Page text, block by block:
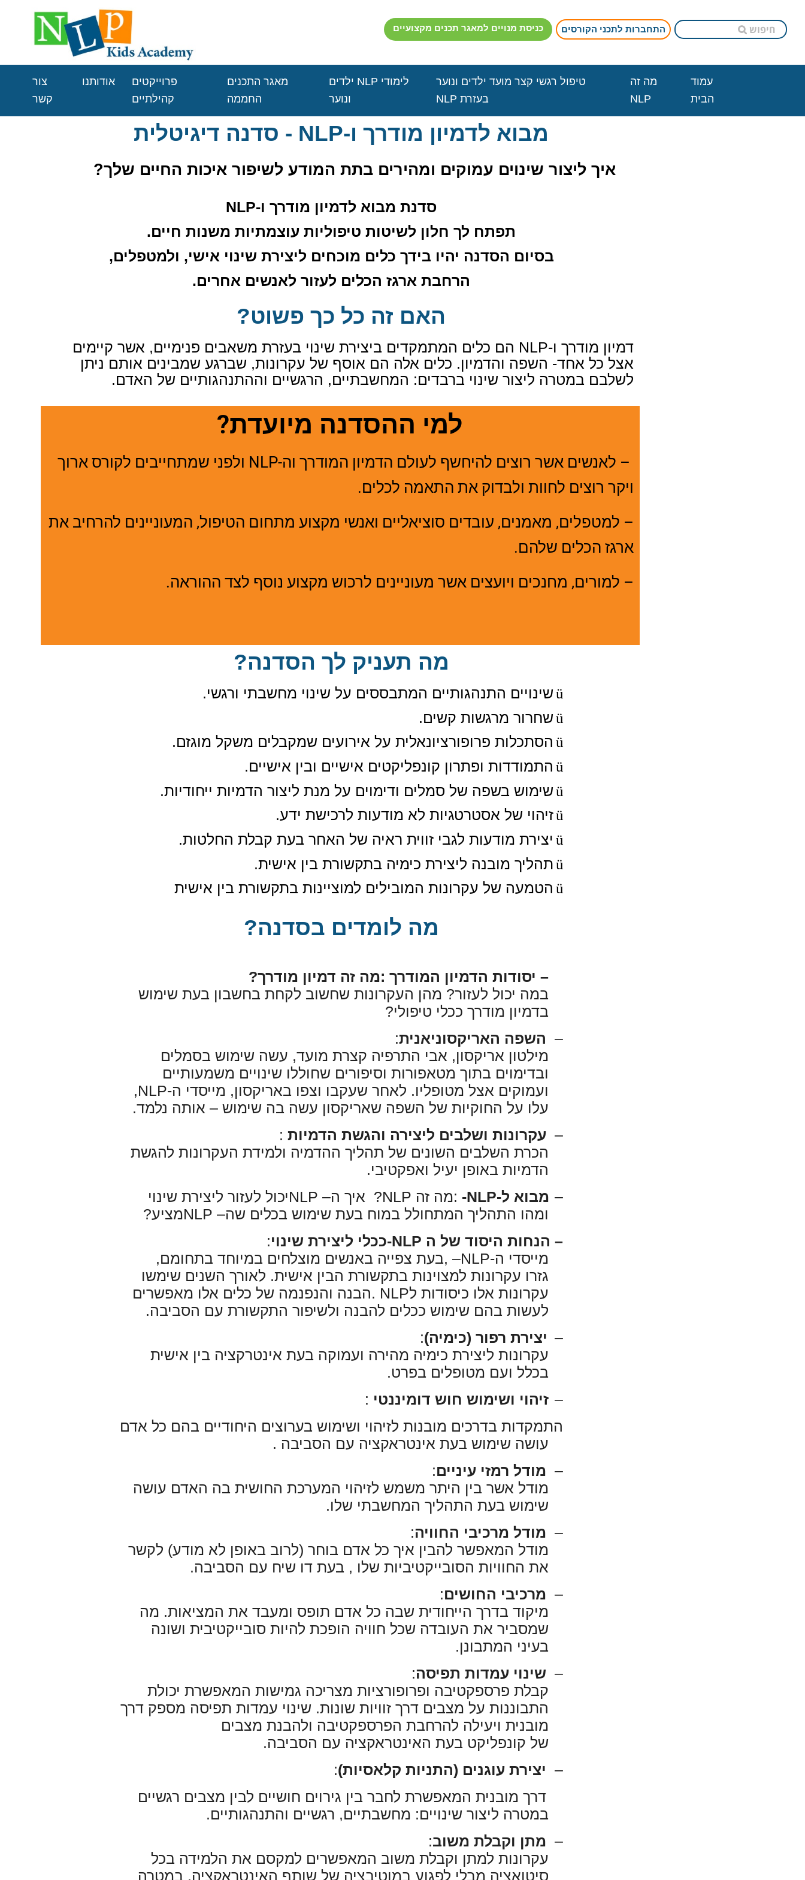
כניסת מנויים למאגר תכנים מקצועיים התחברות לתכני הקורסים
עמוד
הבית
מה זה
NLP
טיפול רגשי קצר מועד ילדים ונוער
בעזרת NLP
לימודי NLP ילדים
ונוער
מאגר התכנים
החממה
פרוייקטים
קהילתיים
אודותנו
צור
קשר
מבוא לדמיון מודרך ו-NLP - סדנה דיגיטלית
איך ליצור שינוים עמוקים ומהירים בתת המודע לשיפור איכות החיים שלך?
סדנת מבוא לדמיון מודרך ו-NLP
תפתח לך חלון לשיטות טיפוליות עוצמתיות משנות חיים.
בסיום הסדנה יהיו בידך כלים מוכחים ליצירת שינוי אישי, ולמטפלים,
הרחבת ארגז הכלים לעזור לאנשים אחרים.
האם זה כל כך פשוט?
דמיון מודרך ו-NLP הם כלים המתמקדים ביצירת שינוי בעזרת משאבים פנימיים, אשר קיימים
אצל כל אחד- השפה והדמיון. כלים אלה הם אוסף של עקרונות, שברגע שמבינים אותם ניתן
לשלבם במטרה ליצור שינוי ברבדים: המחשבתיים, הרגשיים וההתנהגותיים של האדם.
למי ההסדנה מיועדת?
– לאנשים אשר רוצים להיחשף לעולם הדמיון המודרך וה-NLP ולפני שמתחייבים לקורס ארוך
ויקר רוצים לחוות ולבדוק את התאמה לכלים.
– למטפלים, מאמנים, עובדים סוציאליים ואנשי מקצוע מתחום הטיפול, המעוניינים להרחיב את
ארגז הכלים שלהם.
– למורים, מחנכים ויועצים אשר מעוניינים לרכוש מקצוע נוסף לצד ההוראה.
מה תעניק לך הסדנה?
üשינויים התנהגותיים המתבססים על שינוי מחשבתי ורגשי.
üשחרור מרגשות קשים.
ü הסתכלות פרופורציונאלית על אירועים שמקבלים משקל מוגזם.
ü התמודדות ופתרון קונפליקטים אישיים ובין אישיים.
üשימוש בשפה של סמלים ודימוים על מנת ליצור הדמיות ייחודיות.
üזיהוי של אסטרטגיות לא מודעות לרכישת ידע.
ü יצירת מודעות לגבי זווית ראיה של האחר בעת קבלת החלטות.
üתהליך מובנה ליצירת כימיה בתקשורת בין אישית.
ü הטמעה של עקרונות המובילים למוציינות בתקשורת בין אישית
מה לומדים בסדנה?
– יסודות הדמיון המודרך :מה זה דמיון מודרך?
במה יכול לעזור? מהן העקרונות שחשוב לקחת בחשבון בעת שימוש
בדמיון מודרך ככלי טיפולי?
– השפה האריקסוניאנית:
מילטון אריקסון, אבי התרפיה קצרת מועד, עשה שימוש בסמלים
ובדימוים בתוך מטאפורות וסיפורים שחוללו שינויים משמעותיים
ועמוקים אצל מטופליו. לאחר שעקבו וצפו באריקסון, מייסדי ה-NLP
,
עלו על החוקיות של השפה שאריקסון עשה בה שימוש – אותה נלמד.
– עקרונות ושלבים ליצירה והגשת הדמיות :
הכרת השלבים השונים של תהליך ההדמיה ולמידת העקרונות להגשת
הדמיות באופן יעיל ואפקטיבי.
– מבוא ל--NLP
:מה זה NLP
? איך ה–
NLPיכול לעזור ליצירת שינוי
ומהו התהליך המתחולל במוח בעת שימוש בכלים שה–
NLPמציע?
– הנחות היסוד של ה -NLPככלי ליצירת שינוי:
מייסדי ה-NLP
–
,בעת צפייה באנשים מוצלחים במיוחד בתחומם,
גזרו עקרונות למצוינות בתקשורת הבין אישית. לאורך השנים שימשו
עקרונות אלו כיסודות לNLP
.הבנה והנפנמה של כלים אלו מאפשרים
לעשות בהם שימוש ככלים להבנה ולשיפור התקשורת עם הסביבה.
– יצירת רפור (כימיה):
עקרונות ליצירת כימיה מהירה ועמוקה בעת אינטרקציה בין אישית
בכלל ועם מטופלים בפרט.
– זיהוי ושימוש חוש דומיננטי :
התמקדות בדרכים מובנות לזיהוי ושימוש בערוצים היחודיים בהם כל אדם
עושה שימוש בעת אינטראקציה עם הסביבה .
– מודל רמזי עיניים:
מודל אשר בין היתר משמש לזיהוי המערכת החושית בה האדם עושה
שימוש בעת התהליך המחשבתי שלו.
– מודל מרכיבי החוויה:
מודל המאפשר להבין איך כל אדם בוחר (לרוב באופן לא מודע) לקשר
את החוויות הסובייקטיביות שלו , בעת דו שיח עם הסביבה.
– מרכיבי החושים:
מיקוד בדרך הייחודית שבה כל אדם תופס ומעבד את המציאות. מה
שמסביר את העובדה שכל חוויה הופכת להיות סובייקטיבית ושונה
בעיני המתבונן.
– שינוי עמדות תפיסה:
קבלת פרספקטיבה ופרופורציות מצריכה גמישות המאפשרת יכולת
התבוננות על מצבים דרך זוויות שונות. שינוי עמדות תפיסה מספק דרך
מובנית ויעילה להרחבת הפרספקטיבה ולהבנת מצבים
של קונפליקט בעת האינטראקציה עם הסביבה.
– יצירת עוגנים (התניות קלאסיות):
דרך מובנית המאפשרת לחבר בין גירוים חושיים לבין מצבים רגשיים
במטרה ליצור שינויים: מחשבתיים, רגשיים והתנהגותיים.
– מתן וקבלת משוב:
עקרונות למתן וקבלת משוב המאפשרים למקסם את הלמידה בכל
סיטואציה מבלי לפגוע במוטיבציה של שותף האינטראקציה, במטרה